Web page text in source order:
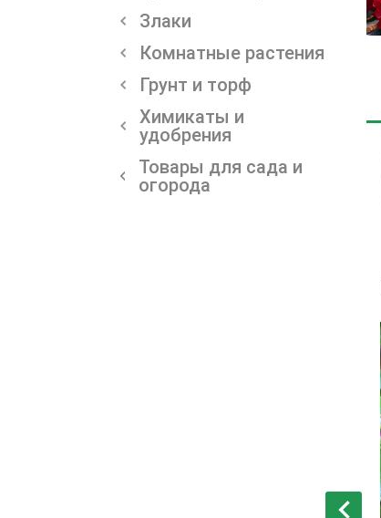
Злаки
Комнатные растения
Грунт и торф
Химикаты и
удобрения
Товары для сада и
огорода